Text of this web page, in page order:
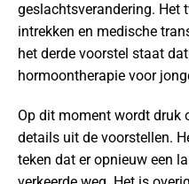
geslachtsverandering. Het
intrekken en medische
het derde voorstel staat
hormoontherapie voor
Op dit moment wordt druk
details uit de voorstellen.
teken dat er opnieuw een